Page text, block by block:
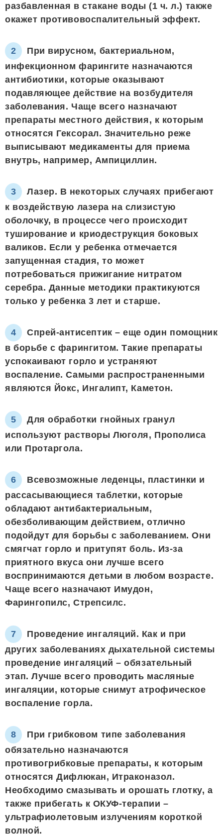
разбавленная в стакане воды (1 ч. л.) также
окажет противовоспалительный эффект.
При вирусном, бактериальном,
инфекционном фарингите назначаются
антибиотики, которые оказывают
подавляющее действие на возбудителя
заболевания. Чаще всего назначают
препараты местного действия, к которым
относятся Гексорал. Значительно реже
выписывают медикаменты для приема
внутрь, например, Ампициллин.
Лазер. В некоторых случаях прибегают
к воздействую лазера на слизистую
оболочку, в процессе чего происходит
туширование и криодеструкция боковых
валиков. Если у ребенка отмечается
запущенная стадия, то может
потребоваться прижигание нитратом
серебра. Данные методики практикуются
только у ребенка 3 лет и старше.
Спрей-антисептик – еще один помощник
в борьбе с фарингитом. Такие препараты
успокаивают горло и устраняют
воспаление. Самыми распространенными
являются Йокс, Ингалипт, Каметон.
Для обработки гнойных гранул
используют растворы Люголя, Прополиса
или Протаргола.
Всевозможные леденцы, пластинки и
рассасывающиеся таблетки, которые
обладают антибактериальным,
обезболивающим действием, отлично
подойдут для борьбы с заболеванием. Они
смягчат горло и притупят боль. Из-за
приятного вкуса они лучше всего
воспринимаются детьми в любом возрасте.
Чаще всего назначают Имудон,
Фарингопилс, Стрепсилс.
Проведение ингаляций. Как и при
других заболеваниях дыхательной системы
проведение ингаляций – обязательный
этап. Лучше всего проводить масляные
ингаляции, которые снимут атрофическое
воспаление горла.
При грибковом типе заболевания
обязательно назначаются
противогрибковые препараты, к которым
относятся Дифлюкан, Итраконазол.
Необходимо смазывать и орошать глотку, а
также прибегать к ОКУФ-терапии –
ультрафиолетовым излучениям короткой
волной.